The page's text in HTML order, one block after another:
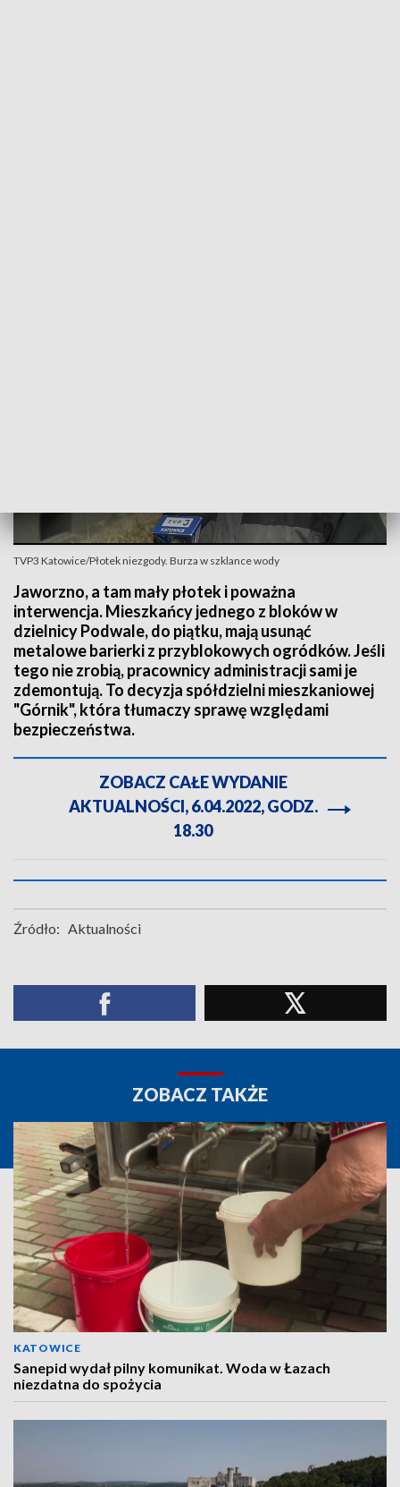
TVP3 Katowice/Płotek niezgody. Burza w szklance wody
Jaworzno, a tam mały płotek i poważna
interwencja. Mieszkańcy jednego z bloków w
dzielnicy Podwale, do piątku, mają usunąć
metalowe barierki z przyblokowych ogródków. Jeśli
tego nie zrobią, pracownicy administracji sami je
zdemontują. To decyzja spółdzielni mieszkaniowej
"Górnik", która tłumaczy sprawę względami
bezpieczeństwa.
ZOBACZ CAŁE WYDANIE
AKTUALNOŚCI, 6.04.2022, GODZ.
18.30
Źródło: Aktualności
ZOBACZ TAKŻE
KATOWICE
Sanepid wydał pilny komunikat. Woda w Łazach
niezdatna do spożycia